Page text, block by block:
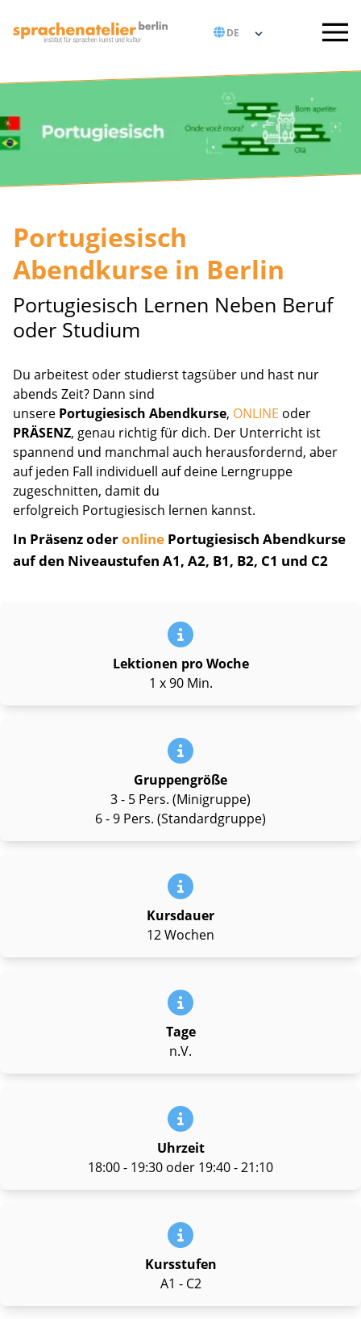
Portugiesisch
Abendkurse in Berlin
Portugiesisch Lernen Neben Beruf
oder Studium
Du arbeitest oder studierst tagsüber und hast nur
abends Zeit? Dann sind
unsere Portugiesisch Abendkurse, ONLINE oder
PRÄSENZ, genau richtig für dich. Der Unterricht ist
spannend und manchmal auch herausfordernd, aber
auf jeden Fall individuell auf deine Lerngruppe
zugeschnitten, damit du
erfolgreich Portugiesisch lernen kannst.
In Präsenz oderonline Portugiesisch Abendkurse
auf den Niveaustufen A1, A2, B1, B2, C1 und C2
Lektionen pro Woche
1 x 90 Min.
Gruppengröße
3 - 5 Pers. (Minigruppe)
6 - 9 Pers. (Standardgruppe)
Kursdauer
12 Wochen
Tage
n.V.
Uhrzeit
18:00 - 19:30 oder 19:40 - 21:10
Kursstufen
A1 - C2